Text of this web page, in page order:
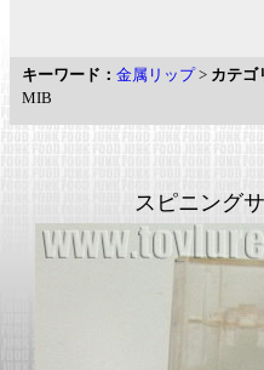
キーワード： 金属リップ> カテゴ
MIB
スピニング